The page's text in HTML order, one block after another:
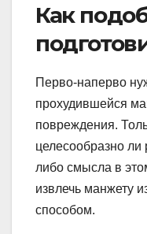
Как
Перво-наперво
прохудившейся
повреждения.
целесообразно ли
либо смысла в
извлечь манжету
способом.